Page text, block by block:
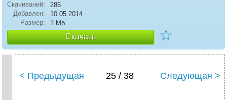
Скачиваний:
286
Добавлен:
10.05.2014
Размер:
1 Мб
Скачать ☆
< Предыдущая 25 / 38 Следующая >